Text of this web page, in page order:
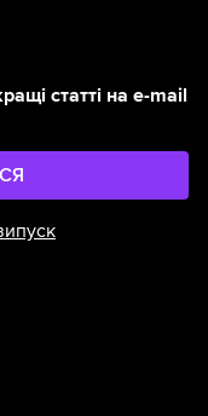
статті на e-mail